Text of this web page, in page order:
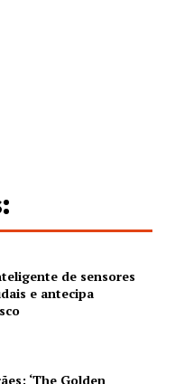
de sensores
e antecipa
‘The Golden